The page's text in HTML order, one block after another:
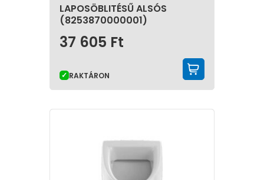
LAPOSÖBLITÉSŰ ALSÓS
(8253870000001)
37 605 Ft
RAKTÁRON